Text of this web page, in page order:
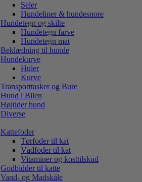
Seler
Hundeliner & hundesnore
Hundetegn og skilte
Hundetegn farve
Hundetegn mat
Beklædning til hunde
Hundekurve
Huler
Kurve
Transporttasker og Bure
Hund i Bilen
Højtider hund
Diverse
Kattefoder
Tørfoder til kat
Vådfoder til kat
Vitaminer og kosttilskud
Godbidder til katte
Vand- og Madskåle